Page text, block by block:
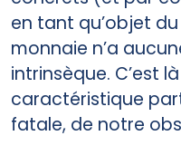
en tant qu’objet
monnaie n’a
intrinsèque. C’est
caractéristique
fatale, de notre